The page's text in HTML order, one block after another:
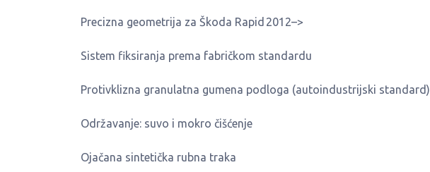
Precizna geometrija za Škoda Rapid 2012–>
Sistem fiksiranja prema fabričkom standardu
Protivklizna granulatna gumena podloga (autoindustrijski standard)
Održavanje: suvo i mokro čišćenje
Ojačana sintetička rubna traka